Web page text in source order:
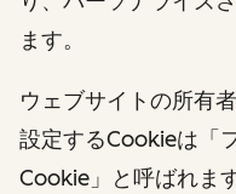
ます。
ウェブサイトの所有
設定するCookieは「
Cookie」と呼ばれま